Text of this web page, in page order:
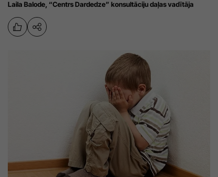
Vide
Mārupe
Projekti
Mediju atbalsta fonds
Zivju fonds
Zaļā nākotne
Laila Balode, “Centrs Dardedze” konsultāciju daļas vadītāja